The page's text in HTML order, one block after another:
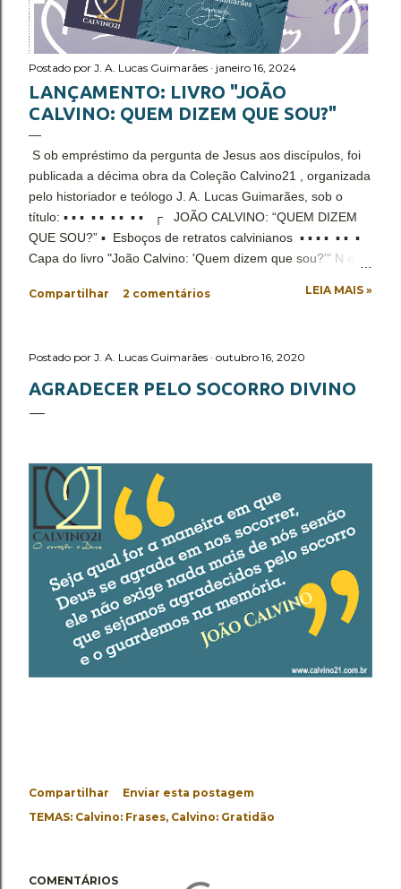
Postado por J. A. Lucas Guimarães janeiro 16, 2024
LANÇAMENTO: LIVRO "JOÃO
CALVINO: QUEM DIZEM QUE SOU?"
S ob empréstimo da pergunta de Jesus aos discípulos, foi
publicada a décima obra da Coleção Calvino21 , organizada
pelo historiador e teólogo J. A. Lucas Guimarães, sob o
título: ▪ ▪ ▪ ▪ ▪ ▪ ▪ ▪ ▪ ┌ JOÃO CALVINO: “QUEM DIZEM
QUE SOU?” ▪ Esboços de retratos calvinianos ▪ ▪ ▪ ▪ ▪ ▪ ▪
Capa do livro "João Calvino: 'Quem dizem que sou?'" N ela
com as identificações à pessoa de João Calvino desde sua
semelhante indagação, apesar de seu desinteresse por ela
em sua existência. Desse modo, tem início o empenho de
cidade de Genebra e escritor cristão, com vasta liter...
Compartilhar 2 comentários LEIA MAIS »
Postado por J. A. Lucas Guimarães outubro 16, 2020
AGRADECER PELO SOCORRO DIVINO
Compartilhar
Enviar esta postagem
TEMAS: Calvino: Frases Calvino: Gratidão
COMENTÁRIOS